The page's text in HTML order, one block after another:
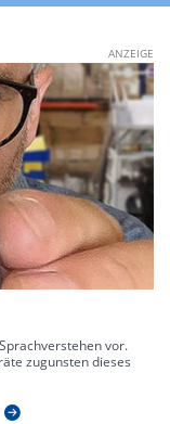
ANZEIGE
vor.
zugunsten dieses